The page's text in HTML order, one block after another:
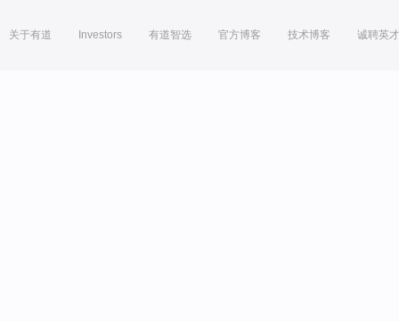
关于有道 Investors 有道智选 官方博客 技术博客 诚聘英才